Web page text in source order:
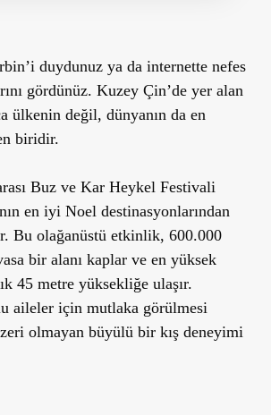
duydunuz ya da internette nefes
gördünüz. Kuzey Çin’de yer alan
ülkenin değil, dünyanın da en
biridir.
Buz ve Kar Heykel Festivali
en iyi Noel destinasyonlarından
Bu olağanüstü etkinlik, 600.000
bir alanı kaplar ve en yüksek
45 metre yüksekliğe ulaşır.
aileler için mutlaka görülmesi
olmayan büyülü bir kış deneyimi